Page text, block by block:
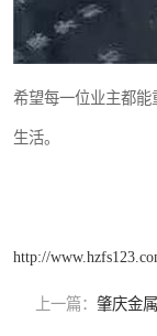
希望每一位业主都
生活。
http://
上一篇： 肇庆金